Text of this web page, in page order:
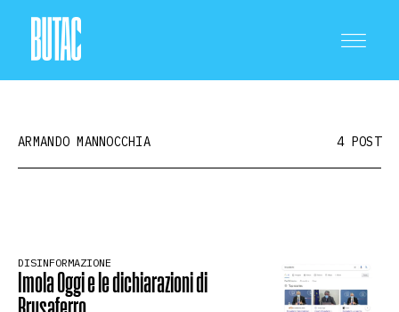
SCIENZA E TECNOLOGIA
ARMANDO MANNOCCHIA 4 POST
DISINFORMAZIONE
Imola Oggi e le dichiarazioni di